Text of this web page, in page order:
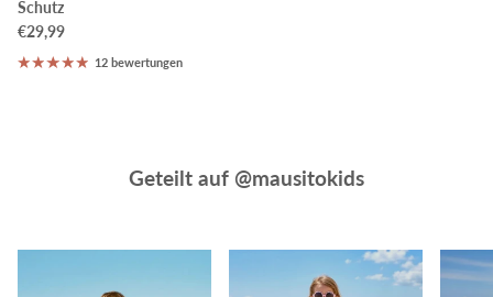
Schutz
€29,99
12 bewertungen
Geteilt auf @mausitokids